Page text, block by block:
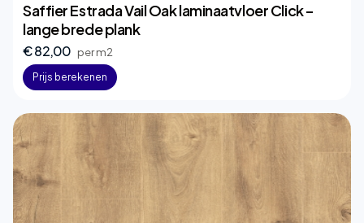
Saffier Estrada Vail Oak laminaatvloer Click –
lange brede plank
€ 82,00 per m2
Prijs berekenen